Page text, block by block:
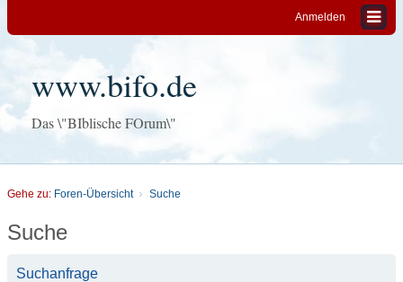
Anmelden
www.bifo.de
Das \"BIblische FOrum\"
Gehe zu: Foren-Übersicht Suche
Suche
Suchanfrage